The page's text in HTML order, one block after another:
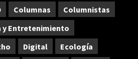
Columnas
Columnistas
y Entretenimiento
Digital
Ecología